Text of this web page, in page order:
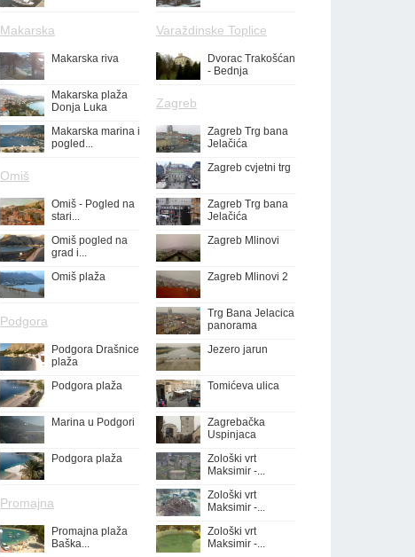
Makarska
Makarska riva
Makarska plaža
Donja Luka
Makarska marina i
pogled...
Omiš
Omiš - Pogled na
stari...
Omiš pogled na
grad i...
Omiš plaža
Podgora
Podgora Drašnice
plaža
Podgora plaža
Marina u Podgori
Podgora plaža
Promajna
Promajna plaža
Baška...
Varaždinske Toplice
Dvorac Trakošćan
- Bednja
Zagreb
Zagreb Trg bana
Jelačića
Zagreb cvjetni trg
Zagreb Trg bana
Jelačića
Zagreb Mlinovi
Zagreb Mlinovi 2
Trg Bana Jelacica
panorama
Jezero jarun
Tomićeva ulica
Zagrebačka
Uspinjaca
Zološki vrt
Maksimir -...
Zološki vrt
Maksimir -...
Zološki vrt
Maksimir -...